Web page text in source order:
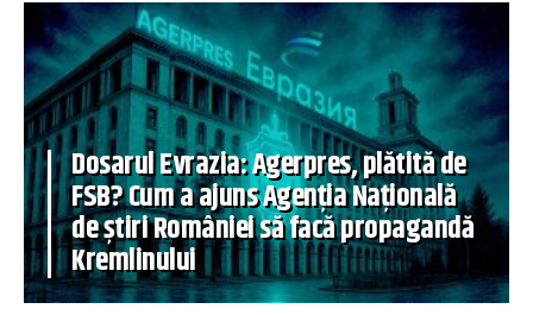
Dosarul Evrazia: Agerpres, plătită de
FSB? Cum a ajuns Agenția Națională
de știri României să facă propagandă
Kremlinului